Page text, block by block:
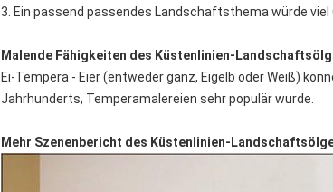
3. Ein passend passendes Landschaftsthema würde
Malende Fähigkeiten des Küstenlinien-
Ei-Tempera - Eier (entweder ganz, Eigelb oder Weiß)
Jahrhunderts, Temperamalereien sehr populär wurde.
Mehr Szenenbericht des Küstenlinien-